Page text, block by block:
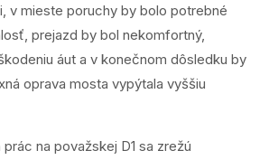
v mieste poruchy by bolo potrebné
prejazd by bol nekomfortný,
áut a v konečnom dôsledku by
oprava mosta vypýtala vyššiu
na považskej D1 sa zrežú